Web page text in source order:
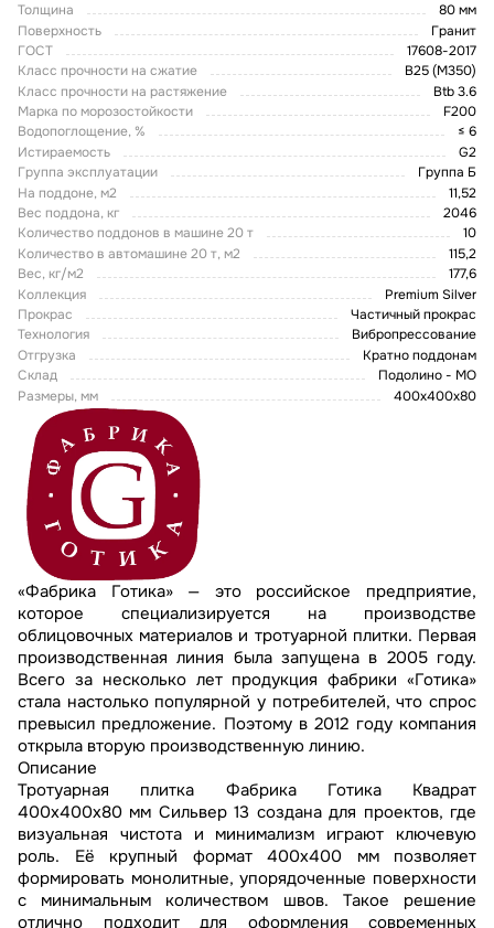
Толщина
80 мм
Поверхность
Гранит
ГОСТ
17608-2017
Класс прочности на сжатие
В25 (М350)
Класс прочности на растяжение
Btb 3.6
Марка по морозостойкости
F200
Водопоглощение, %
≤ 6
Истираемость
G2
Группа эксплуатации
Группа Б
На поддоне, м2
11,52
Вес поддона, кг
2046
Количество поддонов в машине 20 т
10
Количество в автомашине 20 т, м2
115,2
Вес, кг/м2
177,6
Коллекция
Premium Silver
Прокрас
Частичный прокрас
Технология
Вибропрессование
Отгрузка
Кратно поддонам
Склад
Подолино - МО
Размеры, мм
400х400х80
«Фабрика Готика» — это российское предприятие,
которое специализируется на производстве
облицовочных материалов и тротуарной плитки. Первая
производственная линия была запущена в 2005 году.
Всего за несколько лет продукция фабрики «Готика»
стала настолько популярной у потребителей, что спрос
превысил предложение. Поэтому в 2012 году компания
открыла вторую производственную линию.
Описание
Тротуарная плитка Фабрика Готика Квадрат
400х400х80 мм Сильвер 13 создана для проектов, где
визуальная чистота и минимализм играют ключевую
роль. Её крупный формат 400х400 мм позволяет
формировать монолитные, упорядоченные поверхности
с минимальным количеством швов. Такое решение
отлично подходит для оформления современных